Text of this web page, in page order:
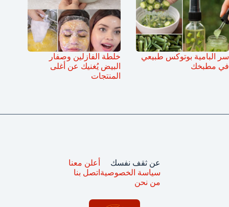
سر البامية بوتوكس طبيعي
في مطبخك
خلطة الفازلين وصفار
البيض يُغنيك عن أغلى
المنتجات
عن ثقف نفسك
سياسة الخصوصية
من نحن
أعلن معنا
اتصل بنا